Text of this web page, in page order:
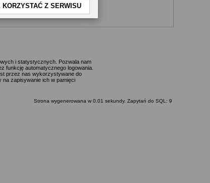
KORZYSTAĆ Z SERWISU
i statystycznych. Pozwala nam
funkcję automatycznego logowania.
przez nas wykorzystywane do
na zapisywanie ich w pamięci
Strona wygenerowana w 0.01 sekundy. Zapytań do SQL: 9